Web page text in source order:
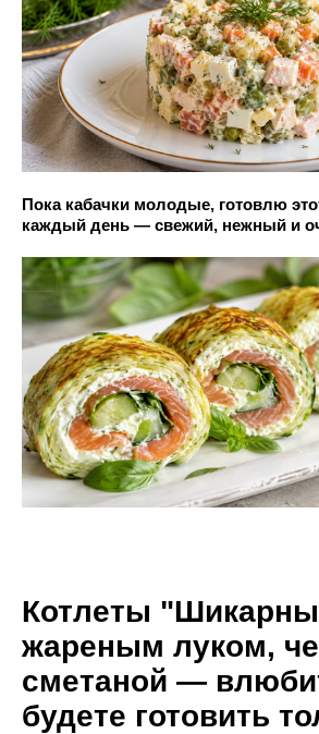
Пока кабачки молодые, готовлю
каждый день — свежий, нежный и
Котлеты
жареным луком,
сметаной —
будете готовить